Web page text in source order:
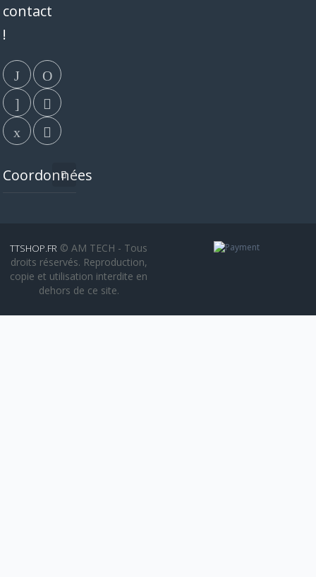
contact
!
Coordonnées
TTSHOP.FR © AM TECH - Tous
droits réservés. Reproduction,
copie et utilisation interdite en
dehors de ce site.